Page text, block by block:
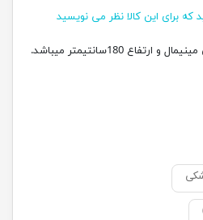
که برای این کالا نظر می نویسید
180سانتیمتر میباشد.